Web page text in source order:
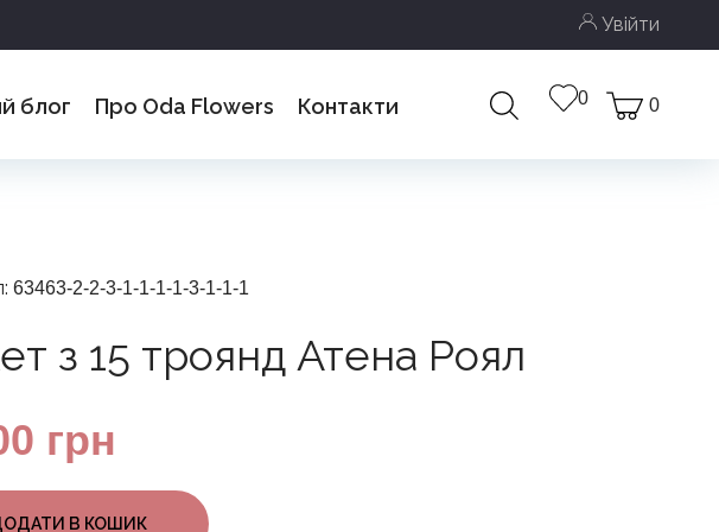
Увійти
блог Про Oda Flowers Контакти 0 0
63463-2-2-3-1-1-1-1-3-1-1-1
з 15 троянд Атена Роял
грн
В КОШИК
з`вяжемося з Вами